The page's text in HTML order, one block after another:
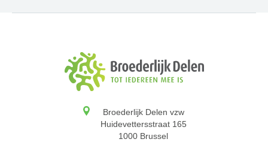
Broederlijk Delen vzw
Huidevettersstraat 165
1000 Brussel